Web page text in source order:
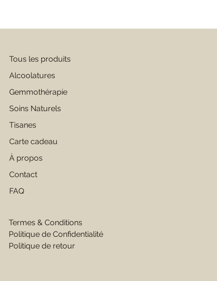
Tous les produits
Alcoolatures
Gemmothérapie
Soins Naturels
Tisanes
Carte cadeau
À propos
Contact
FAQ
Termes & Conditions
Politique de Confidentialité
Politique de retour